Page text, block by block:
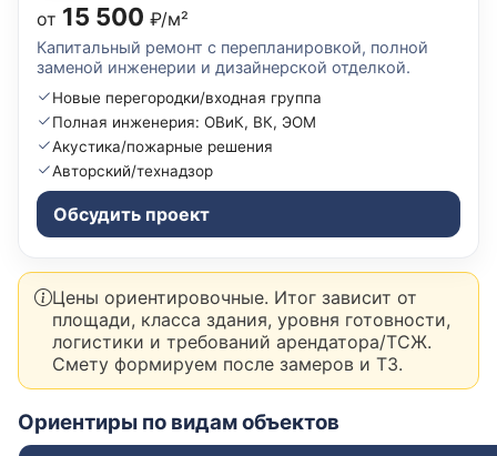
от 15 500 ₽/м²
Капитальный ремонт с перепланировкой, полной
заменой инженерии и дизайнерской отделкой.
Новые перегородки/входная группа
Полная инженерия: ОВиК, ВК, ЭОМ
Акустика/пожарные решения
Авторский/технадзор
Обсудить проект
Цены ориентировочные. Итог зависит от
площади, класса здания, уровня готовности,
логистики и требований арендатора/ТСЖ.
Смету формируем после замеров и ТЗ.
Ориентиры по видам объектов